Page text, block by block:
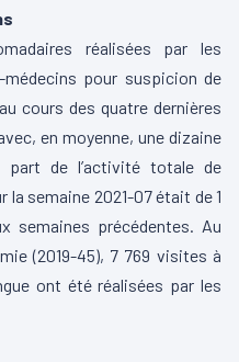
réalisées par les
médecins pour suspicion de
cours des quatre dernières
en moyenne, une dizaine
part de l’activité totale de
la semaine 2021-07 était de 1
semaines précédentes. Au
(2019-45), 7 769 visites à
ont été réalisées par les